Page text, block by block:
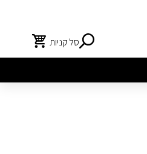
סל קניות